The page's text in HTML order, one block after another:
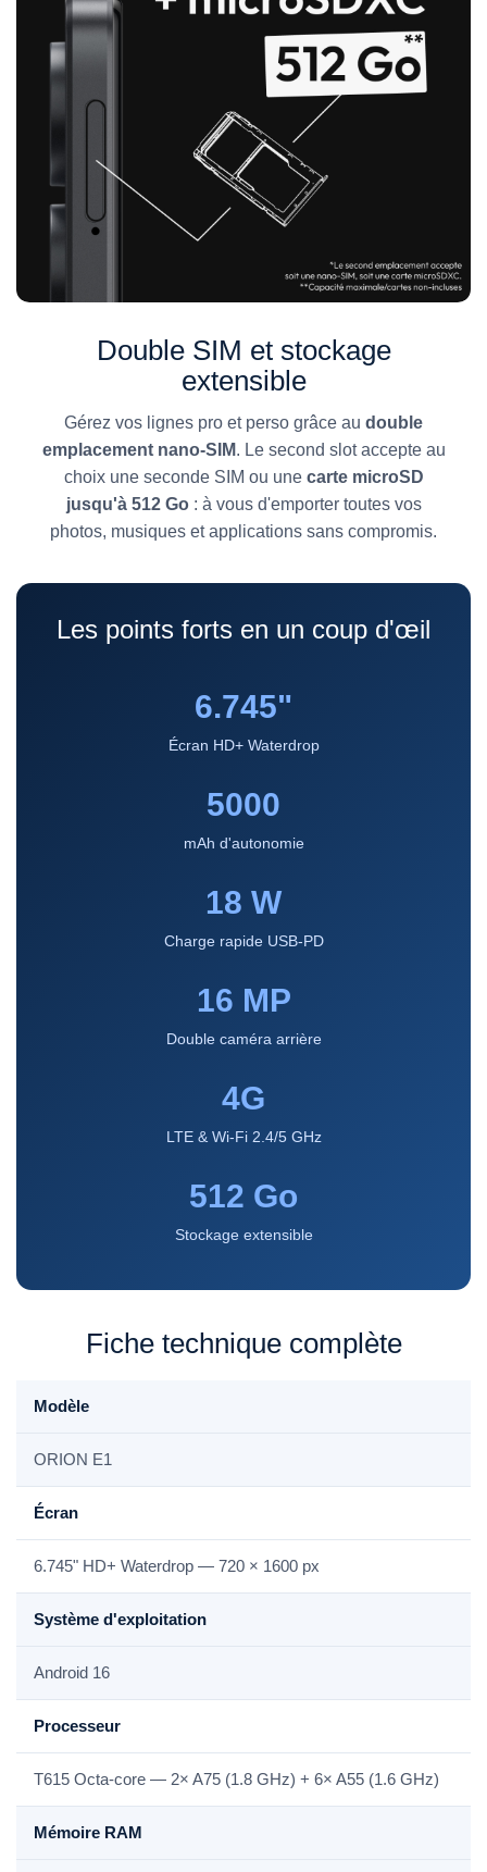
Double SIM et stockage
extensible
Gérez vos lignes pro et perso grâce au double
emplacement nano-SIM. Le second slot accepte au
choix une seconde SIM ou une carte microSD
jusqu'à 512 Go: à vous d'emporter toutes vos
photos, musiques et applications sans compromis.
Les points forts en un coup d'œil
6.745"
Écran HD+ Waterdrop
5000
mAh d'autonomie
18 W
Charge rapide USB-PD
16 MP
Double caméra arrière
4G
LTE & Wi-Fi 2.4/5 GHz
512 Go
Stockage extensible
Fiche technique complète
Modèle
ORION E1
Écran
6.745" HD+ Waterdrop — 720 × 1600 px
Système d'exploitation
Android 16
Processeur
T615 Octa-core — 2× A75 (1.8 GHz) + 6× A55 (1.6 GHz)
Mémoire RAM